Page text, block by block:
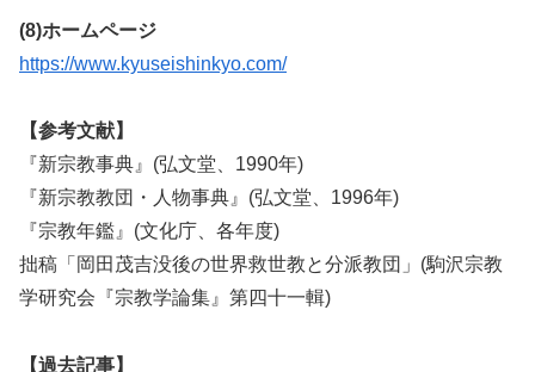
(8)ホームページ
https://www.kyuseishinkyo.com/
【参考文献】
『新宗教事典』(弘文堂、1990年)
『新宗教教団・人物事典』(弘文堂、1996年)
『宗教年鑑』(文化庁、各年度)
拙稿「岡田茂吉没後の世界救世教と分派教団」(駒沢宗教
学研究会『宗教学論集』第四十一輯)
【過去記事】